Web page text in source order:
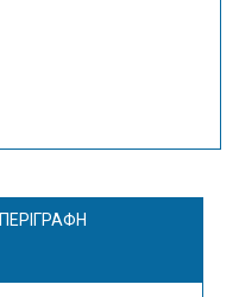
ΠΕΡΙΓΡΑΦΗ